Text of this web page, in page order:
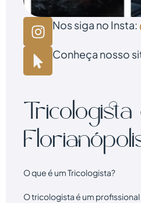
Nos siga no Insta:
Conheça nosso
O que é um Tricologista?
O tricologista é um